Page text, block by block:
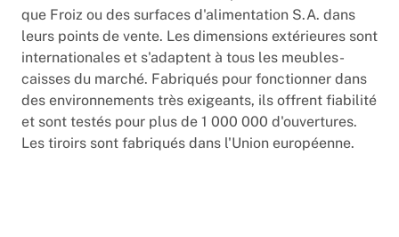
que Froiz ou des surfaces d'alimentation S.A. dans
leurs points de vente. Les dimensions extérieures sont
internationales et s'adaptent à tous les meubles-
caisses du marché. Fabriqués pour fonctionner dans
des environnements très exigeants, ils offrent fiabilité
et sont testés pour plus de 1 000 000 d'ouvertures.
Les tiroirs sont fabriqués dans l'Union européenne.